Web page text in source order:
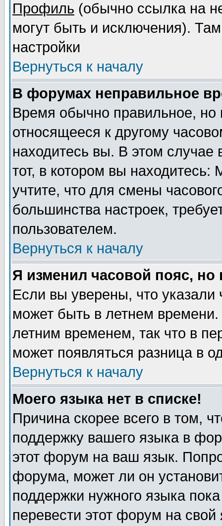
Профиль (обычно ссылка на
могут быть и исключения).
настройки
Вернуться к началу
В форумах неправильное
Время обычно правильное,
относящееся к другому
находитесь вы. В этом
тот, в котором вы
учтите, что для смены
большинства настроек,
пользователем.
Вернуться к началу
Я изменил часовой пояс,
Если вы уверены, что указали
может быть в летнем
летним временем, так что в
может появляться разница в
Вернуться к началу
Моего языка нет в списке!
Причина скорее всего в том,
поддержку вашего языка в
этот форум на ваш язык.
форума, может ли он
поддержки нужного языка
перевести этот форум на